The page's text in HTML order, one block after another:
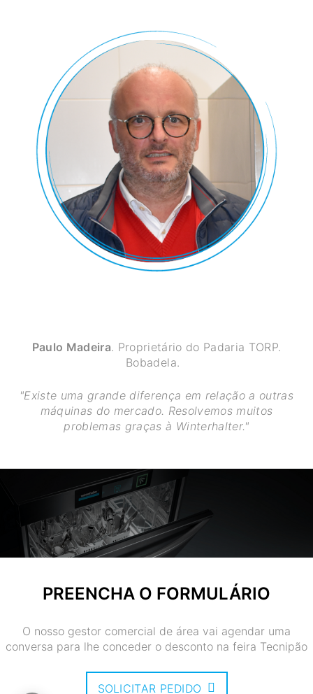
Paulo Madeira. Proprietário do Padaria TORP.
Bobadela.
"Existe uma grande diferença em relação a outras
máquinas do mercado. Resolvemos muitos
problemas graças à Winterhalter."
PREENCHA O FORMULÁRIO
O nosso gestor comercial de área vai agendar uma
conversa para lhe conceder o desconto na feira Tecnipão
SOLICITAR PEDIDO